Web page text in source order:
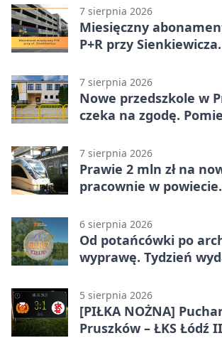
7 sierpnia 2026
Miesięczny
P+R przy
7 sierpnia 2026
Nowe przedszkole w
czeka na zgodę.
7 sierpnia 2026
Prawie 2 mln zł na
pracownie w powiecie
6 sierpnia 2026
Od potańcówki po
wyprawę. Tydzień
5 sierpnia 2026
[PIŁKA NOŻNA]
Pruszków – ŁKS Łódź